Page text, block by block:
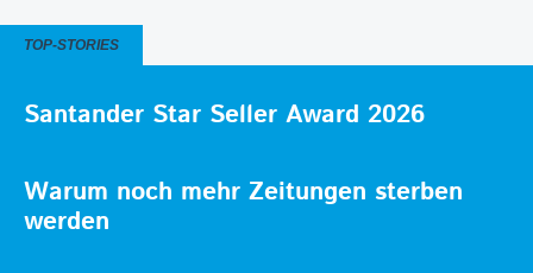
TOP-STORIES
Santander Star Seller Award 2026
Warum noch mehr Zeitungen sterben
werden